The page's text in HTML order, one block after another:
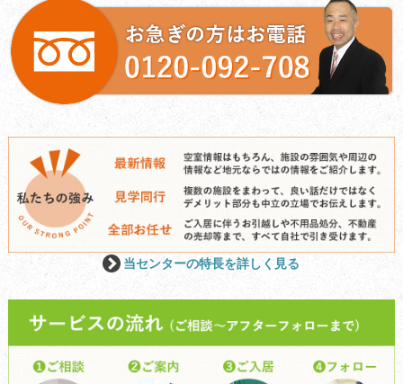
当センターの特長を詳しく見る